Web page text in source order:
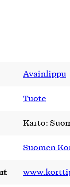
Avainlippu
Tuote
Karto:
Suomen